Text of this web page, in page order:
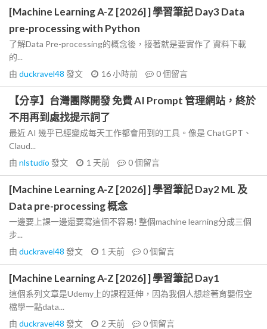
[Machine Learning A-Z [2026] ] 學習筆記 Day3 Data
pre-processing with Python
了解Data Pre-processing的概念後，接著就是要實作了 資料下載
的...
由 duckravel48 發文 16 小時前 0個留言
【分享】台灣團隊開發 免費 AI Prompt 管理網站，終於
不用再到處找提示詞了
最近 AI 幾乎已經變成每天工作都會用到的工具。像是 ChatGPT、
Claud...
由 nlstudio 發文 1 天前 0個留言
[Machine Learning A-Z [2026] ] 學習筆記 Day2 ML 及
Data pre-processing 概念
一邊要上課一邊還要寫這個不容易! 整個machine learning分成三個
步...
由 duckravel48 發文 1 天前 0個留言
[Machine Learning A-Z [2026] ] 學習筆記 Day1
這個系列文章是Udemy上的課程延伸，因為我個人想趁著育嬰假空
檔學一點data...
由 duckravel48 發文 2 天前 0個留言